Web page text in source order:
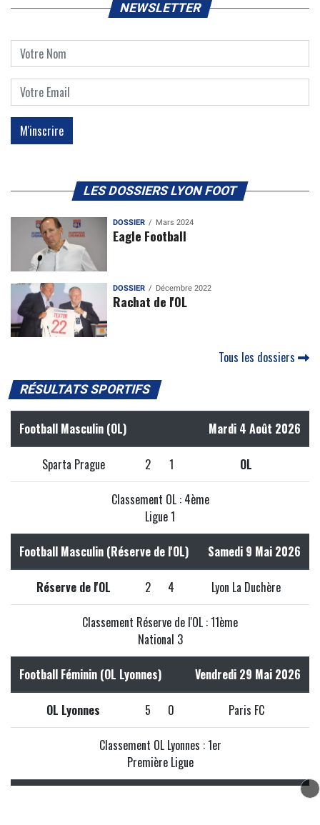
NEWSLETTER
LES DOSSIERS LYON FOOT
DOSSIER Mars 2024
Eagle Football
DOSSIER Décembre 2022
Rachat de l'OL
Tous les dossiers
RÉSULTATS SPORTIFS
Football Masculin (OL) Mardi 4 Août 2026
Sparta Prague 2 1 OL
Classement OL : 4ème
Ligue 1
Football Masculin (Réserve de l'OL) Samedi 9 Mai 2026
Réserve de l'OL 2 4 Lyon La Duchère
Classement Réserve de l'OL : 11ème
National 3
Football Féminin (OL Lyonnes) Vendredi 29 Mai 2026
OL Lyonnes 5 0 Paris FC
Classement OL Lyonnes : 1er
Première Ligue